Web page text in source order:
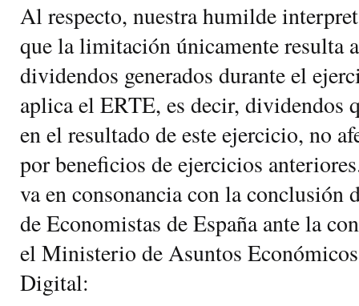
Al respecto, nuestra humilde
que la limitación únicamente resulta
dividendos generados durante el
aplica el ERTE, es decir, dividendos
en el resultado de este ejercicio, no
por beneficios de ejercicios
va en consonancia con la conclusión
de Economistas de España ante la
el Ministerio de Asuntos
Digital: